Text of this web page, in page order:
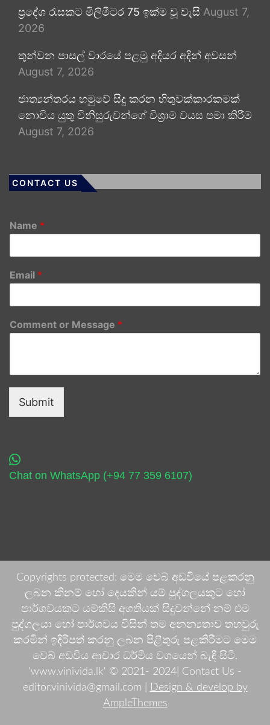
ප්‍රදේශ රැසකට මිලිමීටර 75 ඉක්ම වූ වැසි August 7,
2026
තුන්වන පාසල් වාරයේ පළමු අදියර අදින් අවසන්
August 7, 2026
ජාත්‍යන්තරය හමුවේ සිදු කරන හිතුවක්කාරකමක්
නොවිය යුතු විනිසුරුවන්ගේ විශ්‍රාම වයස පමා කිරීම
August 7, 2026
CONTACT US
Name *
Email *
Comment or Message *
Submit
Chat on WhatsApp (+94 77 359 6107)
Copyrights protected: මෙම වෙබ් අඩවියේ පළකරනු
ලබන කිනම් හෝ දෙයකින් යම් පුද්ගලයකුට හෝ
පාර්ශවයකට යම්කිසි අගතියක් සිදුවන්නේ නම් එම
පුද්ගලයා හෝ පාර්ශවය විසින් තම අනන්‍යතාව තහවුරු
කරමින් ඉදිරිපත් කරනු ලබන පිළිතුරු පළකිරීමට මෙම
වෙබ් අඩවිය ආචාර ධර්මීය වශයෙන් බැඳී සිටී.
'www.vinivida.lk' © 2021- 2024| Contact Us -
editor.vinivida@gmail.com |
Design & develop by
AmpleThemes